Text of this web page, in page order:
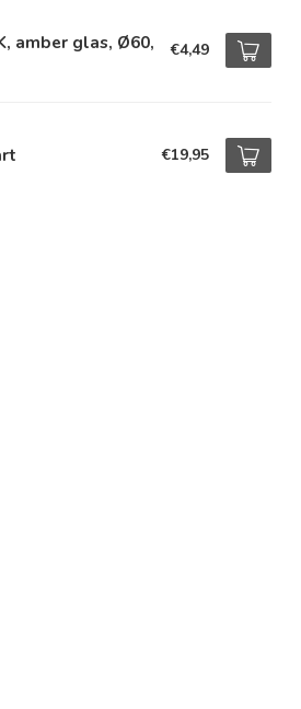
amber glas, Ø60, €4,49
€19,95